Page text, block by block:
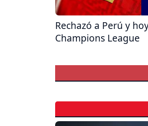
Rechazó a Perú y
Champions League